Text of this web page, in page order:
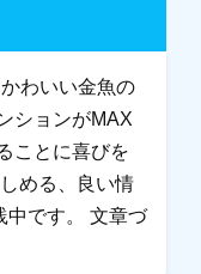
わいい金魚の
ションがMAX
ことに喜びを
める、良い情
中です。 文章づ